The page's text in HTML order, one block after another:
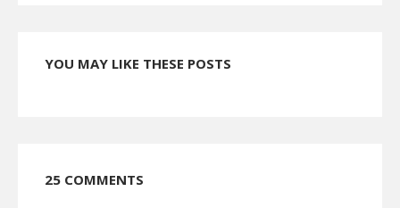
YOU MAY LIKE THESE POSTS
25 COMMENTS